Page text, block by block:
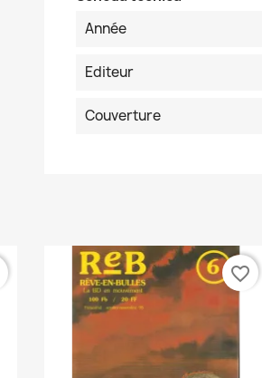
Année
Editeur
Couverture
favorite_border